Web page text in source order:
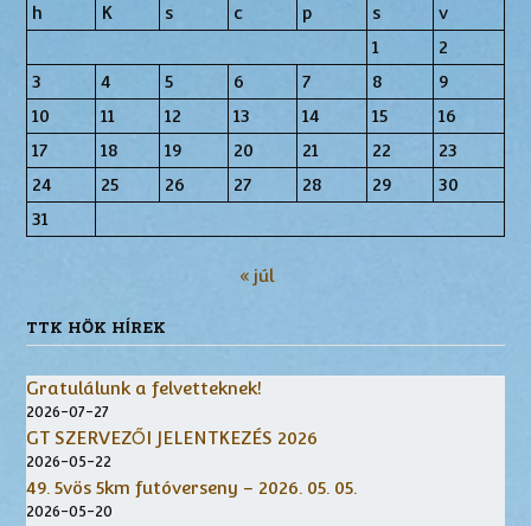
h
K s c p s
v
1
2
3
4 5 6 7 8
9
10
11 12 13 14 15
16
17
18 19 20 21 22
23
24
25 26 27 28 29
30
31
« júl
TTK HÖK HÍREK
Gratulálunk a felvetteknek!
2026-07-27
GT SZERVEZŐI JELENTKEZÉS 2026
2026-05-22
49. 5vös 5km futóverseny – 2026. 05. 05.
2026-05-20